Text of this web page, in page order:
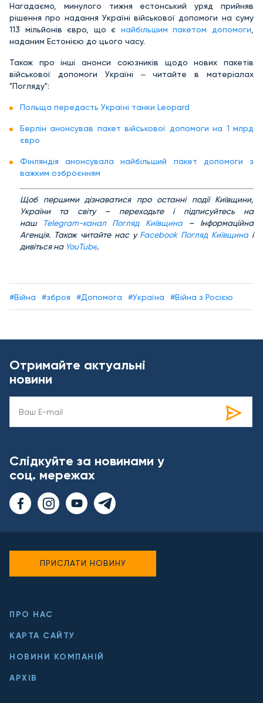
Нагадаємо, минулого тижня естонський уряд прийняв
рішення про надання Україні військової допомоги на суму
113 мільйонів євро, що є найбільшим пакетом допомоги
наданим Естонією до цього часу.
Також про інші анонси союзників щодо нових пакетів
військової допомоги Україні ‒ читайте в матеріалах
"Погляду":
Польща передасть Україні танки Leopard
Берлін анонсував пакет військової допомоги на 1 млрд
євро
Фінляндія анонсувала найбільший пакет допомоги з
важким озброєнням
Щоб першими дізнаватися про останні події Київщини,
України та світу – переходьте і підписуйтесь на
наш
Telegram-канал Погляд Київщина– Інформаційна
Агенція. Також читайте нас у Facebook Погляд Київщина і
дивіться на YouTube.
#Війна #зброя #Допомога #Україна #Війна з Росією
Отримайте актуальні
новини
Слідкуйте за новинами у
соц. мережах
ПРО НАС
КАРТА САЙТУ
НОВИНИ КОМПАНІЙ
АРХІВ
ПРИСЛАТИ НОВИНУ